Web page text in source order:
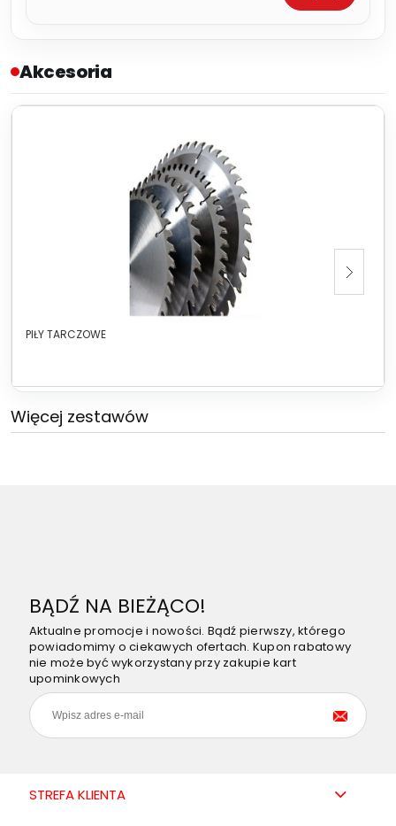
Akcesoria
PIŁY TARCZOWE
Więcej zestawów
BĄDŹ NA BIEŻĄCO!
Aktualne promocje i nowości. Bądź pierwszy, którego
powiadomimy o ciekawych ofertach. Kupon rabatowy
nie może być wykorzystany przy zakupie kart
upominkowych
STREFA KLIENTA